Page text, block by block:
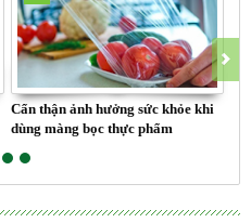
Cẩn thận ảnh hưởng sức khỏe khi
dùng màng bọc thực phẩm